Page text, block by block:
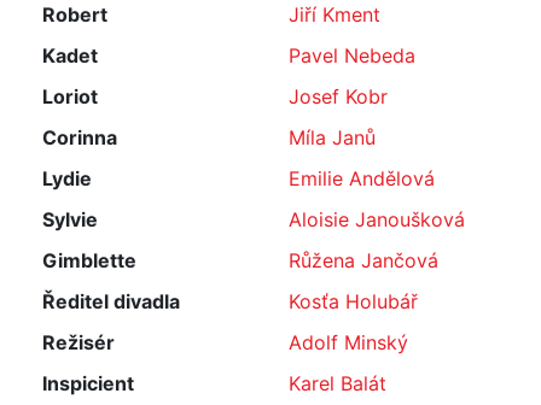
Robert
Jiří Kment
Kadet
Pavel Nebeda
Loriot
Josef Kobr
Corinna
Míla Janů
Lydie
Emilie Andělová
Sylvie
Aloisie Janoušková
Gimblette
Růžena Jančová
Ředitel divadla
Kosťa Holubář
Režisér
Adolf Minský
Inspicient
Karel Balát